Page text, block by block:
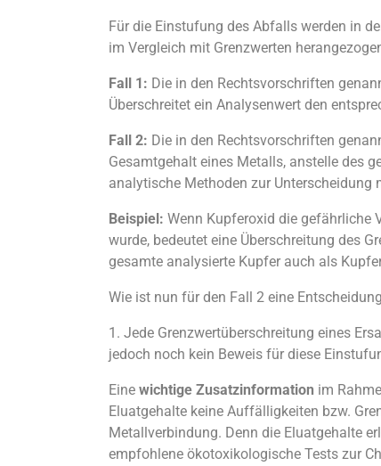
Für die Einstufung des Abfalls werden in
im Vergleich mit Grenzwerten
Fall 1: Die in den Rechtsvorschriften
Überschreitet ein Analysenwert den
Fall 2: Die in den Rechtsvorschriften
Gesamtgehalt eines Metalls, anstelle des
analytische Methoden zur Unterscheidung
Beispiel: Wenn Kupferoxid die gefährliche
wurde, bedeutet eine Überschreitung des
gesamte analysierte Kupfer auch als
Wie ist nun für den Fall 2 eine
1. Jede Grenzwertüberschreitung eines
jedoch noch kein Beweis für diese
Eine wichtige Zusatzinformation im
Eluatgehalte keine Auffälligkeiten bzw.
Metallverbindung. Denn die Eluatgehalte
empfohlene ökotoxikologische Tests zur